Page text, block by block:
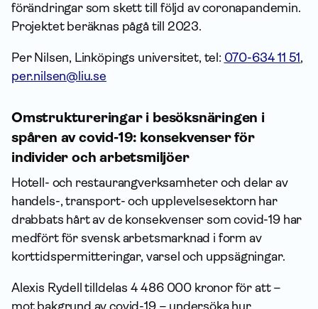
förändringar som skett till följd av coronapandemin.
Projektet beräknas pågå till 2023.
Per Nilsen, Linköpings universitet, tel: 070-634 11 51 ,
per.nilsen@liu.se
Omstruktureringar i besöksnäringen i
spåren av covid-19: konsekvenser för
individer och arbetsmiljöer
Hotell- och restaurangverksamheter och delar av
handels-, transport- och upplevelsesektorn har
drabbats hårt av de konsekvenser som covid-19 har
medfört för svensk arbets­marknad i form av
korttidspermitteringar, varsel och uppsägningar.
Alexis Rydell tilldelas 4 486 000 kronor för att –
mot bakgrund av covid-19 – undersöka hur